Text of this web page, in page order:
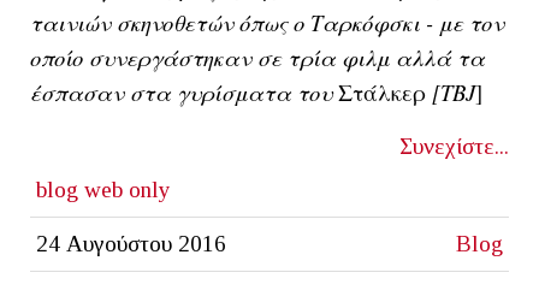
ταινιών σκηνοθετών όπως ο Ταρκόφσκι - με τον
οποίο συνεργάστηκαν σε τρία φιλμ αλλά τα
έσπασαν στα γυρίσματα τουΣτάλκερ [ΤΒJ]
Συνεχίστε...
blog web only
24 Αυγούστου 2016 Blog